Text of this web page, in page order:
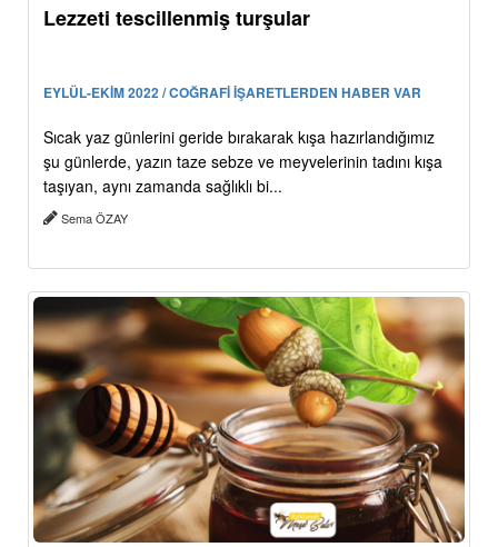
Lezzeti tescillenmiş turşular
EYLÜL-EKİM 2022 / COĞRAFİ İŞARETLERDEN HABER VAR
Sıcak yaz günlerini geride bırakarak kışa hazırlandığımız
şu günlerde, yazın taze sebze ve meyvelerinin tadını kışa
taşıyan, aynı zamanda sağlıklı bi...
Sema ÖZAY